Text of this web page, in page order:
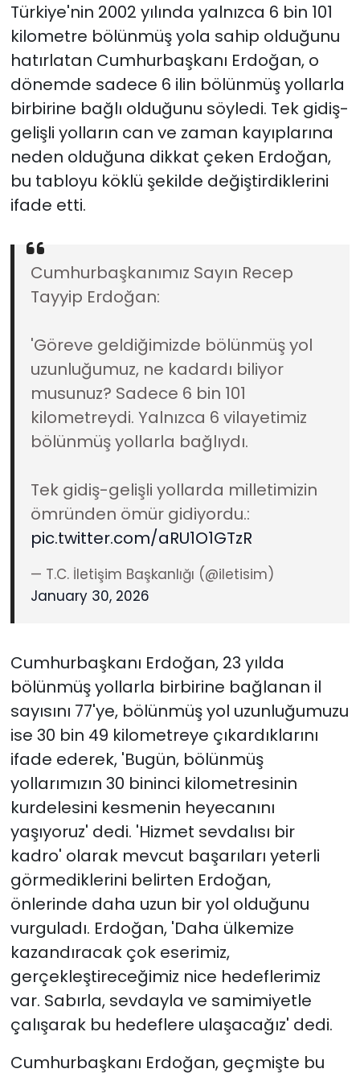
Türkiye'nin 2002 yılında yalnızca 6 bin 101
kilometre bölünmüş yola sahip olduğunu
hatırlatan Cumhurbaşkanı Erdoğan, o
dönemde sadece 6 ilin bölünmüş yollarla
birbirine bağlı olduğunu söyledi. Tek gidiş-
gelişli yolların can ve zaman kayıplarına
neden olduğuna dikkat çeken Erdoğan,
bu tabloyu köklü şekilde değiştirdiklerini
ifade etti.
Cumhurbaşkanımız Sayın Recep
Tayyip Erdoğan:
'Göreve geldiğimizde bölünmüş yol
uzunluğumuz, ne kadardı biliyor
musunuz? Sadece 6 bin 101
kilometreydi. Yalnızca 6 vilayetimiz
bölünmüş yollarla bağlıydı.
Tek gidiş-gelişli yollarda milletimizin
ömründen ömür gidiyordu.:
pic.twitter.com/aRU1O1GTzR
— T.C. İletişim Başkanlığı (@iletisim)
January 30, 2026
Cumhurbaşkanı Erdoğan, 23 yılda
bölünmüş yollarla birbirine bağlanan il
sayısını 77'ye, bölünmüş yol uzunluğumuzu
ise 30 bin 49 kilometreye çıkardıklarını
ifade ederek, 'Bugün, bölünmüş
yollarımızın 30 bininci kilometresinin
kurdelesini kesmenin heyecanını
yaşıyoruz' dedi. 'Hizmet sevdalısı bir
kadro' olarak mevcut başarıları yeterli
görmediklerini belirten Erdoğan,
önlerinde daha uzun bir yol olduğunu
vurguladı. Erdoğan, 'Daha ülkemize
kazandıracak çok eserimiz,
gerçekleştireceğimiz nice hedeflerimiz
var. Sabırla, sevdayla ve samimiyetle
çalışarak bu hedeflere ulaşacağız' dedi.
Cumhurbaşkanı Erdoğan, geçmişte bu